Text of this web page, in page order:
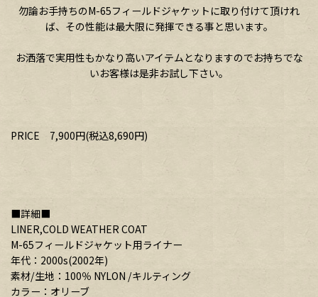
勿論お手持ちのM-65フィールドジャケットに取り付けて頂けれ
ば、その性能は最大限に発揮できる事と思います。
お洒落で実用性もかなり高いアイテムとなりますのでお持ちでな
いお客様は是非お試し下さい。
PRICE 7,900円(税込8,690円)
■詳細■
LINER,COLD WEATHER COAT
M-65フィールドジャケット用ライナー
年代：2000s(2002年)
素材/生地：100％ NYLON /キルティング
カラー：オリーブ